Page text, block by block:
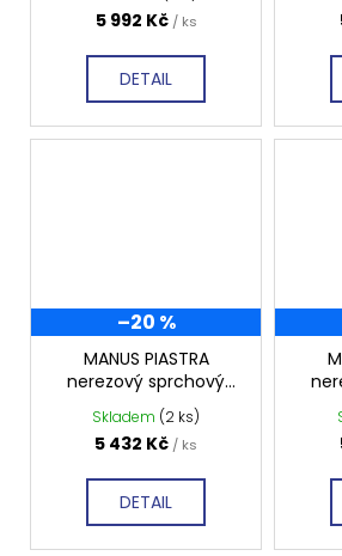
5 992 Kč / ks
DETAIL
–20 %
MANUS PIASTRA
nerezový sprchový
kanálek 850x130x55
mm, GMP84
Skladem (2 ks)
5 432 Kč / ks
DETAIL